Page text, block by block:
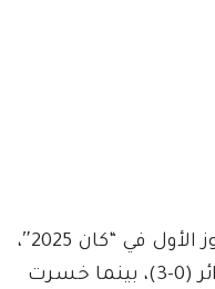
ويحاول كلا الطرفان تحقيق الفوز الأول في “كان 2025″،
بعد سقوط السودان أمام الجزائر (0-3)، بينما خسرت